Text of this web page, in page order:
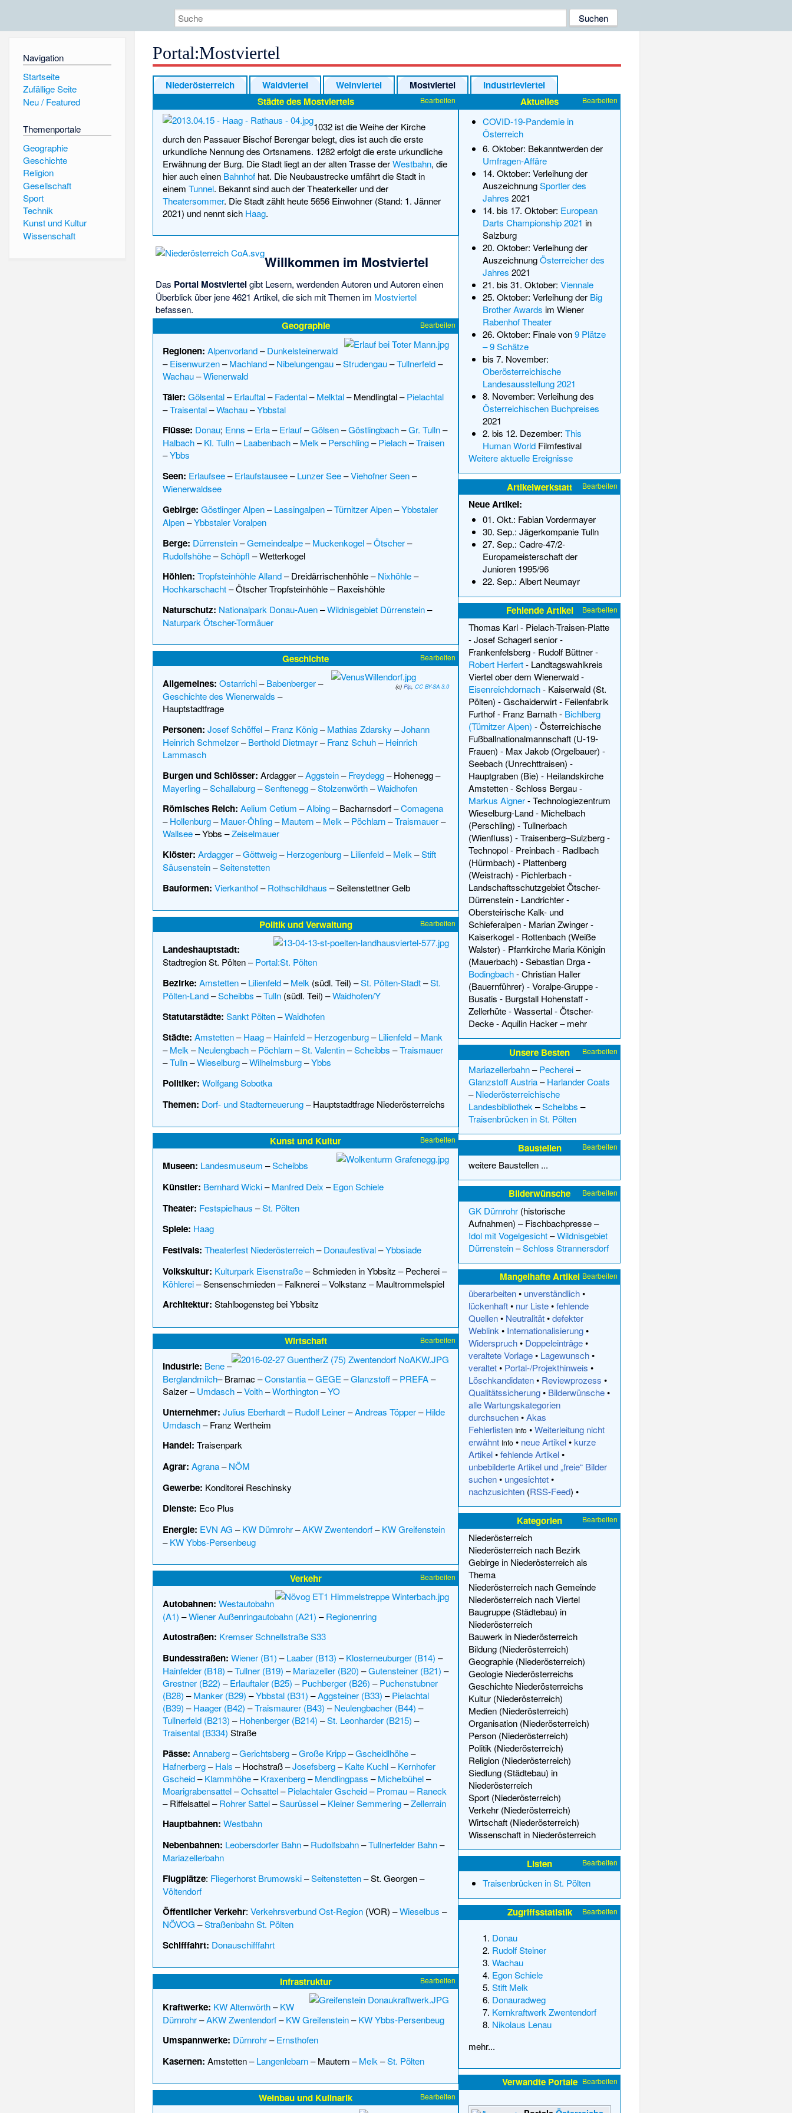
Navigation
Startseite
Zufällige Seite
Neu / Featured
Themenportale
Geographie
Geschichte
Religion
Gesellschaft
Sport
Technik
Kunst und Kultur
Wissenschaft
Portal:Mostviertel
Niederösterreich Waldviertel Weinviertel Mostviertel Industrieviertel
Bearbeiten
Städte des Mostviertels
1032 ist die Weihe der Kirche
durch den Passauer Bischof Berengar belegt, dies ist auch die erste
urkundliche Nennung des Ortsnamens. 1282 erfolgt die erste urkundliche
Erwähnung der Burg. Die Stadt liegt an der alten Trasse derWestbahn, die
hier auch einen Bahnhofhat. Die Neubaustrecke umfährt die Stadt in
einem Tunnel. Bekannt sind auch derTheaterkellerund der
Theatersommer. Die Stadt zählt heute 5656 Einwohner (Stand: 1. Jänner
2021) und nennt sich Haag.
Willkommen im Mostviertel
Das Portal Mostviertelgibt Lesern,werdenden Autoren undAutoreneinen
Überblick über jene 4621 Artikel, die sich mit Themen im Mostviertel
befassen.
Bearbeiten
Geographie
Regionen: Alpenvorland–Dunkelsteinerwald
–Eisenwurzen–Machland–Nibelungengau–Strudengau–Tullnerfeld–
Wachau–Wienerwald
Täler: Gölsental–Erlauftal–Fadental–Melktal–Mendlingtal–Pielachtal
–Traisental–Wachau–Ybbstal
Flüsse: Donau; Enns –Erla–Erlauf–Gölsen–Göstlingbach–Gr. Tulln–
Halbach–Kl. Tulln–Laabenbach–Melk–Perschling–Pielach–Traisen
–Ybbs
Seen: Erlaufsee–Erlaufstausee–Lunzer See–Viehofner Seen–
Wienerwaldsee
Gebirge: Göstlinger Alpen–Lassingalpen–Türnitzer Alpen–Ybbstaler
Alpen–Ybbstaler Voralpen
Berge: Dürrenstein–Gemeindealpe–Muckenkogel–Ötscher–
Rudolfshöhe–Schöpfl –Wetterkogel
Höhlen: Tropfsteinhöhle Alland–Dreidärrischenhöhle–Nixhöhle–
Hochkarschacht–Ötscher Tropfsteinhöhle–Raxeishöhle
Naturschutz: Nationalpark Donau-Auen–Wildnisgebiet Dürrenstein–
Naturpark Ötscher-Tormäuer
Bearbeiten
Geschichte
(c)Plp,CC BY-SA 3.0
Allgemeines: Ostarrichi–Babenberger–
Geschichte des Wienerwalds –
Hauptstadtfrage
Personen: Josef Schöffel–Franz König–Mathias Zdarsky –Johann
Heinrich Schmelzer–Berthold Dietmayr–Franz Schuh–Heinrich
Lammasch
Burgen und Schlösser: Ardagger–Aggstein–Freydegg–Hohenegg–
Mayerling–Schallaburg–Senftenegg–Stolzenwörth–Waidhofen
Römisches Reich: Aelium Cetium –Albing–Bacharnsdorf–Comagena
–Hollenburg–Mauer-Öhling–Mautern–Melk–Pöchlarn–Traismauer–
Wallsee–Ybbs –Zeiselmauer
Klöster: Ardagger–Göttweig–Herzogenburg–Lilienfeld–Melk –Stift
Säusenstein–Seitenstetten
Bauformen: Vierkanthof–Rothschildhaus –Seitenstettner Gelb
Bearbeiten
Politik und Verwaltung
Landeshauptstadt:
Stadtregion St. Pölten–Portal:St. Pölten
Bezirke: Amstetten–Lilienfeld–Melk (südl. Teil) –St. Pölten-Stadt–St.
Pölten-Land–Scheibbs –Tulln(südl. Teil) –Waidhofen/Y
Statutarstädte: Sankt Pölten–Waidhofen
Städte: Amstetten–Haag–Hainfeld–Herzogenburg–Lilienfeld–Mank
–Melk–Neulengbach–Pöchlarn–St. Valentin–Scheibbs –Traismauer
–Tulln–Wieselburg–Wilhelmsburg–Ybbs
Politiker: Wolfgang Sobotka
Themen: Dorf- und Stadterneuerung–Hauptstadtfrage Niederösterreichs
Bearbeiten
Kunst und Kultur
Museen: Landesmuseum –Scheibbs
Künstler: Bernhard Wicki–Manfred Deix –Egon Schiele
Theater: Festspielhaus –St. Pölten
Spiele: Haag
Festivals: Theaterfest Niederösterreich–Donaufestival–Ybbsiade
Volkskultur: Kulturpark Eisenstraße–Schmieden in Ybbsitz –Pecherei–
Köhlerei–Sensenschmieden–Falknerei–Volkstanz –Maultrommelspiel
Architektur: Stahlbogensteg bei Ybbsitz
Bearbeiten
Wirtschaft
Industrie: Bene–
Berglandmilch–Bramac–Constantia–GEGE –Glanzstoff–PREFA–
Salzer–Umdasch–Voith–Worthington–YO
Unternehmer: Julius Eberhardt–Rudolf Leiner–Andreas Töpper–Hilde
Umdasch–Franz Wertheim
Handel: Traisenpark
Agrar: Agrana–NÖM
Gewerbe: Konditorei Reschinsky
Dienste: Eco Plus
Energie: EVN AG –KW Dürnrohr–AKW Zwentendorf–KW Greifenstein
–KW Ybbs-Persenbeug
Bearbeiten
Verkehr
Autobahnen: Westautobahn
(A1) –Wiener Außenringautobahn (A21) –Regionenring
Autostraßen: Kremser Schnellstraße S33
Bundesstraßen: Wiener (B1) –Laaber (B13) –Klosterneuburger (B14) –
Hainfelder (B18) –Tullner (B19) –Mariazeller (B20) –Gutensteiner (B21) –
Grestner (B22) –Erlauftaler (B25) –Puchberger (B26) –Puchenstubner
(B28) –Manker (B29) –Ybbstal (B31) –Aggsteiner (B33) –Pielachtal
(B39) –Haager (B42) –Traismaurer (B43) –Neulengbacher (B44) –
Tullnerfeld (B213) –Hohenberger (B214) –St. Leonharder (B215) –
Traisental (B334) Straße
Pässe: Annaberg–Gerichtsberg–Große Kripp–Gscheidlhöhe–
Hafnerberg–Hals –Hochstraß–Josefsberg–Kalte Kuchl–Kernhofer
Gscheid–Klammhöhe–Kraxenberg–Mendlingpass –Michelbühel–
Moarigrabensattel–Ochsattel–Pielachtaler Gscheid–Promau–Raneck
–Riffelsattel–Rohrer Sattel–Saurüssel–Kleiner Semmering–Zellerrain
Hauptbahnen: Westbahn
Nebenbahnen: Leobersdorfer Bahn–Rudolfsbahn–Tullnerfelder Bahn–
Mariazellerbahn
Flugplätze: Fliegerhorst Brumowski–Seitenstetten–St. Georgen–
Völtendorf
Öffentlicher Verkehr: Verkehrsverbund Ost-Region(VOR) –Wieselbus –
NÖVOG –Straßenbahn St. Pölten
Schifffahrt: Donauschifffahrt
Bearbeiten
Infrastruktur
Kraftwerke: KW Altenwörth–KW
Dürnrohr–AKW Zwentendorf–KW Greifenstein–KW Ybbs-Persenbeug
Umspannwerke: Dürnrohr–Ernsthofen
Kasernen: Amstetten–Langenlebarn–Mautern–Melk –St. Pölten
Bearbeiten
Weinbau und Kulinarik
Bearbeiten
Aktuelles
COVID-19-Pandemie in
Österreich
6. Oktober: Bekanntwerden der
Umfragen-Affäre
14. Oktober: Verleihung der
AuszeichnungSportler des
Jahres 2021
14. bis 17. Oktober: European
Darts Championship 2021 in
Salzburg
20. Oktober: Verleihung der
AuszeichnungÖsterreicher des
Jahres 2021
21. bis 31. Oktober: Viennale
25. Oktober: Verleihung der Big
Brother Awards im Wiener
Rabenhof Theater
26. Oktober: Finale von9 Plätze
– 9 Schätze
bis 7. November:
Oberösterreichische
Landesausstellung 2021
8. November: Verleihung des
Österreichischen Buchpreises
2021
2. bis 12. Dezember: This
Human WorldFilmfestival
Weitere aktuelle Ereignisse
Bearbeiten
Artikelwerkstatt
Neue Artikel:
01. Okt.: Fabian Vordermayer
30. Sep.: Jägerkompanie Tulln
27. Sep.: Cadre-47/2-
Europameisterschaft der
Junioren 1995/96
22. Sep.: Albert Neumayr
Bearbeiten
Fehlende Artikel
Thomas Karl- Pielach-Traisen-Platte
-Josef Schagerl senior-
Frankenfelsberg- Rudolf Büttner-
Robert Herfert- Landtagswahlkreis
Viertel ober dem Wienerwald-
Eisenreichdornach- Kaiserwald (St.
Pölten) -Gschaiderwirt- Feilenfabrik
Furthof- Franz Barnath- Bichlberg
(Türnitzer Alpen) -Österreichische
Fußballnationalmannschaft (U-19-
Frauen) - Max Jakob (Orgelbauer) -
Seebach (Unrechttraisen) -
Hauptgraben (Bie) - Heilandskirche
Amstetten-Schloss Bergau-
Markus Aigner-Technologiezentrum
Wieselburg-Land- Michelbach
(Perschling) -Tullnerbach
(Wienfluss) -Traisenberg–Sulzberg-
Technopol- Preinbach- Radlbach
(Hürmbach) - Plattenberg
(Weistrach) - Pichlerbach-
Landschaftsschutzgebiet Ötscher-
Dürrenstein- Landrichter-
Obersteirische Kalk- und
Schieferalpen- Marian Zwinger-
Kaiserkogel- Rottenbach (Weiße
Walster) - Pfarrkirche Maria Königin
(Mauerbach) -Sebastian Drga-
Bodingbach-Christian Haller
(Bauernführer) -Voralpe-Gruppe-
Busatis - Burgstall Hohenstaff-
Zellerhüte-Wassertal-Ötscher-
Decke-Aquilin Hacker–mehr
Bearbeiten
Unsere Besten
Mariazellerbahn–Pecherei–
Glanzstoff Austria–Harlander Coats
–Niederösterreichische
Landesbibliothek –Scheibbs –
Traisenbrücken in St. Pölten
Bearbeiten
Baustellen
weitere Baustellen ...
Bearbeiten
Bilderwünsche
GK Dürnrohr(historische
Aufnahmen) –Fischbachpresse–
Idol mit Vogelgesicht–Wildnisgebiet
Dürrenstein–Schloss Strannersdorf
Bearbeiten
Mangelhafte Artikel
überarbeiten• unverständlich•
lückenhaft• nur Liste•fehlende
Quellen• Neutralität•defekter
Weblink• Internationalisierung•
Widerspruch• Doppeleinträge•
veraltete Vorlage• Lagewunsch•
veraltet• Portal-/Projekthinweis •
Löschkandidaten• Reviewprozess •
Qualitätssicherung• Bilderwünsche•
alle Wartungskategorien
durchsuchen•Akas
Fehlerlisten Info•Weiterleitung nicht
erwähnt Info• neue Artikel•kurze
Artikel•fehlende Artikel•
unbebilderte Artikel und „freie“ Bilder
suchen• ungesichtet•
nachzusichten(RSS-Feed) •
Bearbeiten
Kategorien
Niederösterreich
Niederösterreich nach Bezirk
Gebirge in Niederösterreich als
Thema
Niederösterreich nach Gemeinde
Niederösterreich nach Viertel
Baugruppe (Städtebau) in
Niederösterreich
Bauwerk in Niederösterreich
Bildung (Niederösterreich)
Geographie (Niederösterreich)
Geologie Niederösterreichs
Geschichte Niederösterreichs
Kultur (Niederösterreich)
Medien (Niederösterreich)
Organisation (Niederösterreich)
Person (Niederösterreich)
Politik (Niederösterreich)
Religion (Niederösterreich)
Siedlung (Städtebau) in
Niederösterreich
Sport (Niederösterreich)
Verkehr (Niederösterreich)
Wirtschaft (Niederösterreich)
Wissenschaft in Niederösterreich
Bearbeiten
Listen
Traisenbrücken in St. Pölten
Bearbeiten
Zugriffsstatistik
Donau
Rudolf Steiner
Wachau
Egon Schiele
Stift Melk
Donauradweg
Kernkraftwerk Zwentendorf
Nikolaus Lenau
mehr...
Bearbeiten
Verwandte Portale